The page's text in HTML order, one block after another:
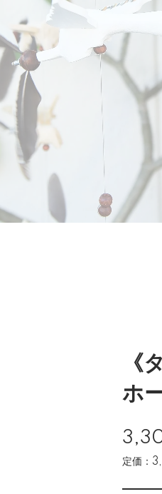
《
ホ
定価：